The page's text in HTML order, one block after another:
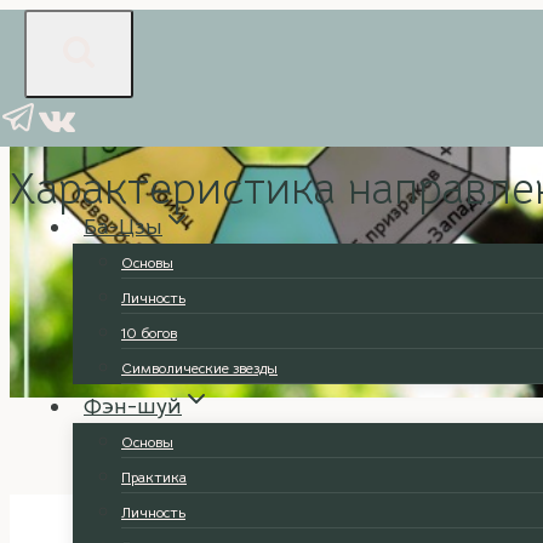
содержимому
Ба-Цзы
Основы
Личность
10 богов
Символические звезды
Фэн-шуй
Основы
Практика
Личность
Фэн-шуй
Характеристика